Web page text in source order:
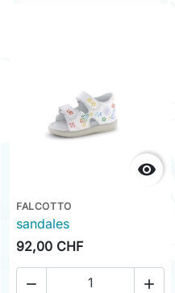

FALCOTTO
sandales
92,00 CHF
 